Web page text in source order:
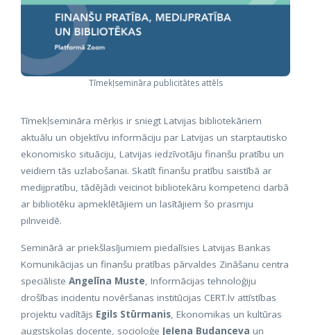
Tīmekļsemināra publicitātes attēls
Tīmekļsemināra mērķis ir sniegt Latvijas bibliotekāriem
aktuālu un objektīvu informāciju par Latvijas un starptautisko
ekonomisko situāciju, Latvijas iedzīvotāju finanšu pratību un
veidiem tās uzlabošanai. Skatīt finanšu pratību saistībā ar
medijpratību, tādējādi veicinot bibliotekāru kompetenci darbā
ar bibliotēku apmeklētājiem un lasītājiem šo prasmju
pilnveidē.
Seminārā ar priekšlasījumiem piedalīsies Latvijas Bankas
Komunikācijas un finanšu pratības pārvaldes Zināšanu centra
speciāliste Angelīna Muste, Informācijas tehnoloģiju
drošības incidentu novēršanas institūcijas CERT.lv attīstības
projektu vadītājs Egils Stūrmanis, Ekonomikas un kultūras
augstskolas docente, socioloģe Jeļena Budanceva un